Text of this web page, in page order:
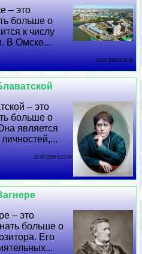
– это
больше о
к числу
В Омске...
22 07 2026 0:16:12
– это
больше о
является
21 07 2026 9:22:14
– это
больше о
Его